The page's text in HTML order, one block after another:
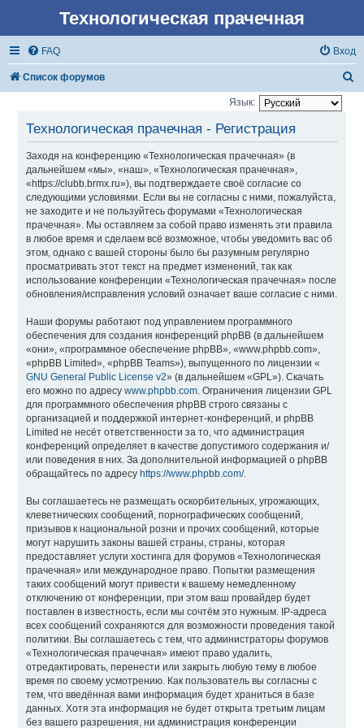
Технологическая прачечная
FAQ Вход
Список форумов
Язык:
Технологическая прачечная - Регистрация
Заходя на конференцию «Технологическая прачечная» (в
дальнейшем «мы», «наш», «Технологическая прачечная»,
«https://clubb.brmx.ru»), вы подтверждаете своё согласие со
следующими условиями. Если вы не согласны с ними, пожалуйста,
не заходите и не пользуйтесь форумами «Технологическая
прачечная». Мы оставляем за собой право изменять эти правила
в любое время и сделаем всё возможное, чтобы уведомить вас об
этом, однако с вашей стороны было бы разумным регулярно
просматривать этот текст на предмет изменений, так как
использование конференции «Технологическая прачечная» после
обновления/исправления условий означает ваше согласие с ними.
Наши форумы работают под управлением программного
обеспечения для создания конференций phpBB (в дальнейшем
«они», «программное обеспечение phpBB», «www.phpbb.com»,
«phpBB Limited», «phpBB Teams»), выпущенного по лицензии «
GNU General Public License v2» (в дальнейшем «GPL»). Скачать
его можно по адресу www.phpbb.com. Ограничения лицензии GPL
для программного обеспечения phpBB строго связаны с
организацией и поддержкой интернет-конференций, и phpBB
Limited не несёт ответственности за то, что администрация
конференций определяет в качестве допустимого содержания и/
или поведения в них. За дополнительной информацией о phpBB
обращайтесь по адресу https://www.phpbb.com/.
Вы соглашаетесь не размещать оскорбительных, угрожающих,
клеветнических сообщений, порнографических сообщений,
призывов к национальной розни и прочих сообщений, которые
могут нарушить законы вашей страны, страны, которая
предоставляет услуги хостинга для форумов «Технологическая
прачечная» или международное право. Попытки размещения
таких сообщений могут привести к вашему немедленному
отключению от конференции, при этом ваш провайдер будет
поставлен в известность, если мы сочтём это нужным. IP-адреса
всех сообщений сохраняются для возможности проведения такой
политики. Вы соглашаетесь с тем, что администраторы форумов
«Технологическая прачечная» имеют право удалить,
отредактировать, перенести или закрыть любую тему в любое
время по своему усмотрению. Как пользователь вы согласны с
тем, что введённая вами информация будет храниться в базе
данных. Хотя эта информация не будет открыта третьим лицам
без вашего разрешения, ни администрация конференции